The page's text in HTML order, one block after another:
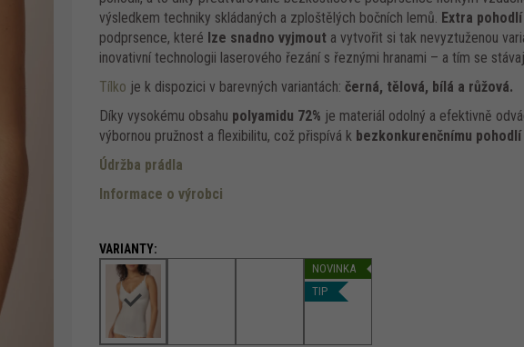
NOVINKA
TIP
výsledkem techniky skládaných a zploštělých bočních lemů. Extra pohodlí
podprsence, které lze snadno vyjmout a vytvořit si tak nevyztuženou
inovativní technologii laserového řezání s řeznými hranami – a tím se
Tílko je k dispozici v barevných variantách: černá, tělová, bílá a růžová.
Díky vysokému obsahu polyamidu 72% je materiál odolný a efektivně
výbornou pružnost a flexibilitu, což přispívá k bezkonkurenčnímu
Údržba prádla
Informace o výrobci